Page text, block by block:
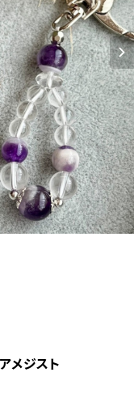
メジスト